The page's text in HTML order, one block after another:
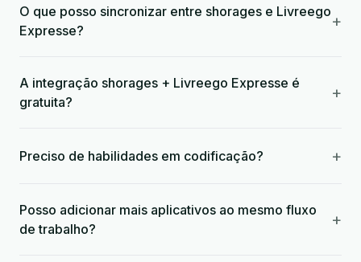
O que posso sincronizar entre shorages e Livreego
Expresse?
+
A integração shorages + Livreego Expresse é
gratuita?
+
Preciso de habilidades em codificação? +
Posso adicionar mais aplicativos ao mesmo fluxo
de trabalho?
+